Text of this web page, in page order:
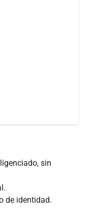
sin
de identidad.